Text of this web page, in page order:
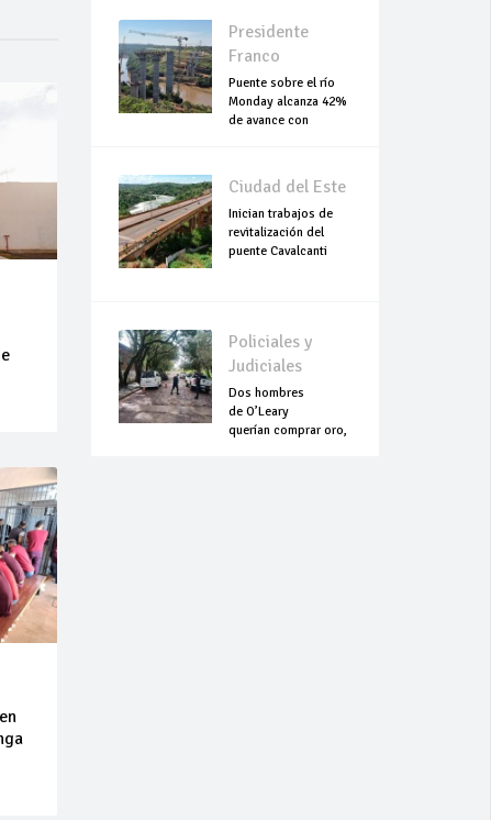
Presidente
Franco
Puente sobre el río
Monday alcanza 42%
de avance con
Ciudad del Este
Inician trabajos de
revitalización del
puente Cavalcanti
Policiales y
Judiciales
Dos hombres
de O’Leary
querían comprar oro,